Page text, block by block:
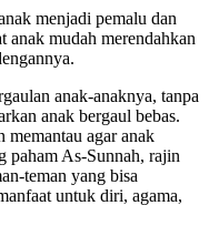
menjadi pemalu dan
mudah merendahkan
anak-anaknya, tanpa
anak bergaul bebas.
memantau agar anak
As-Sunnah, rajin
teman yang bisa
untuk diri, agama,